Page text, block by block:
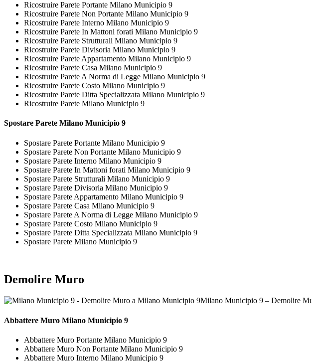
Ricostruire Parete Portante Milano Municipio 9
Ricostruire Parete Non Portante Milano Municipio 9
Ricostruire Parete Interno Milano Municipio 9
Ricostruire Parete In Mattoni forati Milano Municipio 9
Ricostruire Parete Strutturali Milano Municipio 9
Ricostruire Parete Divisoria Milano Municipio 9
Ricostruire Parete Appartamento Milano Municipio 9
Ricostruire Parete Casa Milano Municipio 9
Ricostruire Parete A Norma di Legge Milano Municipio 9
Ricostruire Parete Costo Milano Municipio 9
Ricostruire Parete Ditta Specializzata Milano Municipio 9
Ricostruire Parete Milano Municipio 9
Spostare Parete Milano Municipio 9
Spostare Parete Portante Milano Municipio 9
Spostare Parete Non Portante Milano Municipio 9
Spostare Parete Interno Milano Municipio 9
Spostare Parete In Mattoni forati Milano Municipio 9
Spostare Parete Strutturali Milano Municipio 9
Spostare Parete Divisoria Milano Municipio 9
Spostare Parete Appartamento Milano Municipio 9
Spostare Parete Casa Milano Municipio 9
Spostare Parete A Norma di Legge Milano Municipio 9
Spostare Parete Costo Milano Municipio 9
Spostare Parete Ditta Specializzata Milano Municipio 9
Spostare Parete Milano Municipio 9
Demolire Muro
Milano Municipio 9 – Demolire
Abbattere Muro Milano Municipio 9
Abbattere Muro Portante Milano Municipio 9
Abbattere Muro Non Portante Milano Municipio 9
Abbattere Muro Interno Milano Municipio 9